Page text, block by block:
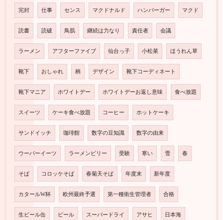
完封 仕事 センス マクドナルド ハンバーガー マクド
読書 読破 鳥肌 継続は力なり 責任者 会議
ラーメン アフターファイブ 仙台っ子 小松菜 ほうれん草
靴下 おしゃれ 柄 デザイン 靴下コーディネート
靴下マニア ホワイトデー ホワイトデーお返し意味 食べ放題
スイーツ ケーキ食べ放題 コーヒー ホットケーキ
サンドイッチ 珈琲館 数字の豆知識 数字の由来
ウーバーイーツ ラーメンビリー 受験 寒い 雪 春
そば コロッケそば 春菊天そば 年度末 新年度
カタールW杯 欧州最終予選 第一種衛生管理者 合格
生ビール缶 ビール スーパードライ アサヒ 日本海